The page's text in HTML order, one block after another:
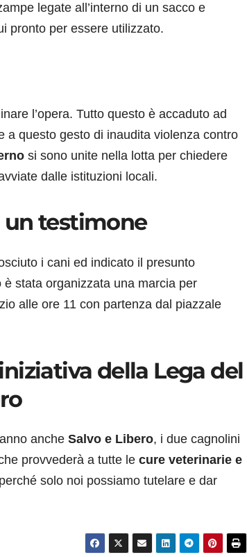
legate all’interno di un sacco e
pronto per essere utilizzato.
l’opera. Tutto questo è accaduto ad
a questo gesto di inaudita violenza contro
si sono unite nella lotta per chiedere
dalle istituzioni locali.
un testimone
i cani ed indicato il presunto
stata organizzata una marcia per
alle ore 11 con partenza dal piazzale
della Lega del
anche Salvo e Libero, i due cagnolini
provvederà a tutte le cure veterinarie e
solo noi possiamo tutelare e dar